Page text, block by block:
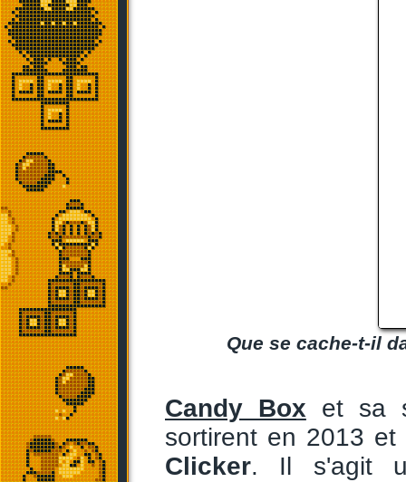
Que se cache-t-il
Candy Box et sa
sortirent en 2013
Clicker. Il s'agit